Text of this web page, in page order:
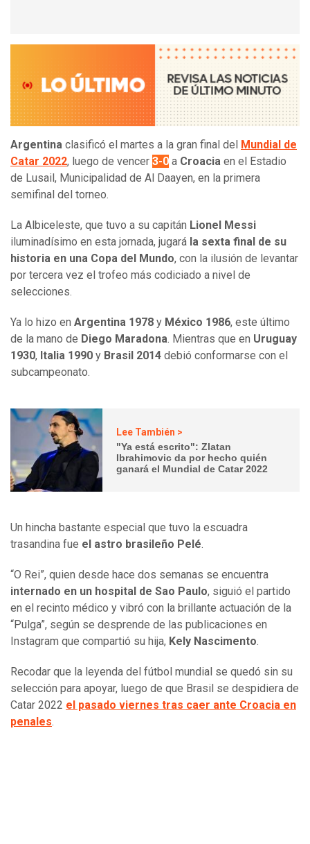
Argentina clasificó el martes a la gran final del
Mundial de
Catar 2022, luego de vencer 3-0 a Croacia en el Estadio
de Lusail, Municipalidad de Al Daayen, en la primera
semifinal del torneo.
La Albiceleste, que tuvo a su capitán Lionel Messi
iluminadísimo en esta jornada, jugará la sexta final de su
historia en una Copa del Mundo, con la ilusión de levantar
por tercera vez el trofeo más codiciado a nivel de
selecciones.
Ya lo hizo en Argentina 1978 y México 1986, este último
de la mano de Diego Maradona. Mientras que en Uruguay
1930, Italia 1990 y Brasil 2014 debió conformarse con el
subcampeonato.
Lee También >
"Ya está escrito": Zlatan
Ibrahimovic da por hecho quién
ganará el Mundial de Catar 2022
Un hincha bastante especial que tuvo la escuadra
trasandina fue el astro brasileño Pelé.
“O Rei”, quien desde hace dos semanas se encuentra
internado en un hospital de Sao Paulo, siguió el partido
en el recinto médico y vibró con la brillante actuación de la
“Pulga”, según se desprende de las publicaciones en
Instagram que compartió su hija, Kely Nascimento.
Recodar que la leyenda del fútbol mundial se quedó sin su
selección para apoyar, luego de que Brasil se despidiera de
Catar 2022 el pasado viernes tras caer ante Croacia en
penales.